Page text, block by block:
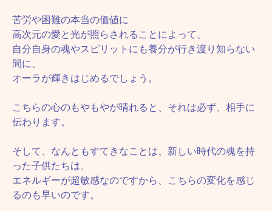
苦労や困難の本当の価値に
高次元の愛と光が照らされることによって、
自分自身の魂やスピリットにも養分が行き渡り知らない
間に、
オーラが輝きはじめるでしょう。
こちらの心のもやもやが晴れると、それは必ず、相手に
伝わります。
そして、なんともすてきなことは、新しい時代の魂を持
った子供たちは、
エネルギーが超敏感なのですから、こちらの変化を感じ
るのも早いのです。